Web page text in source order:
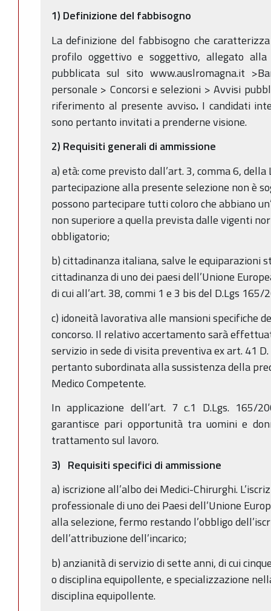
1) Definizione del fabbisogno
La definizione del fabbisogno che
profilo oggettivo e soggettivo, allegato
pubblicata sul sito www.auslromagna.it
personale > Concorsi e selezioni > Avvisi
riferimento al presente avviso. I candidati
sono pertanto invitati a prenderne visione.
2) Requisiti generali di ammissione
a) età: come previsto dall’art. 3, comma 6,
partecipazione alla presente selezione non è
possono partecipare tutti coloro che abbiano
non superiore a quella prevista dalle vigenti
obbligatorio;
b) cittadinanza italiana, salve le equiparazioni
cittadinanza di uno dei paesi dell’Unione
di cui all’art. 38, commi 1 e 3 bis del D.Lgs 165/
c) idoneità lavorativa alle mansioni specifiche
concorso. Il relativo accertamento sarà
servizio in sede di visita preventiva ex art. 41 D.
pertanto subordinata alla sussistenza della
Medico Competente.
In applicazione dell’art. 7 c.1 D.Lgs. 165/
garantisce pari opportunità tra uomini e
trattamento sul lavoro.
3) Requisiti specifici di ammissione
a) iscrizione all’albo dei Medici-Chirurghi.
professionale di uno dei Paesi dell’Unione
alla selezione, fermo restando l’obbligo
dell’attribuzione dell’incarico;
b) anzianità di servizio di sette anni, di cui
o disciplina equipollente, e specializzazione
disciplina equipollente.